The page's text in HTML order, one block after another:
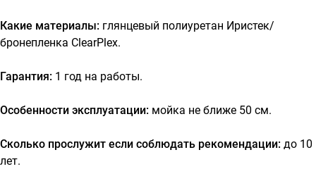
Какие материалы: глянцевый полиуретан Иристек/
бронепленка ClearPlex.
Гарантия: 1 год на работы.
Особенности эксплуатации: мойка не ближе 50 см.
Сколько прослужит если соблюдать рекомендации: до 10
лет.